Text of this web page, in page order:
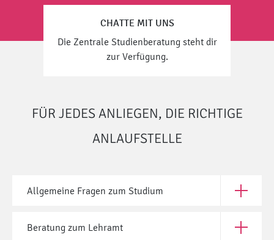
CHATTE MIT UNS
Die Zentrale Studienberatung steht dir
zur Verfügung.
FÜR JEDES ANLIEGEN, DIE RICHTIGE
ANLAUFSTELLE
Allgemeine Fragen zum Studium Öffne
Beratung zum Lehramt Öffne